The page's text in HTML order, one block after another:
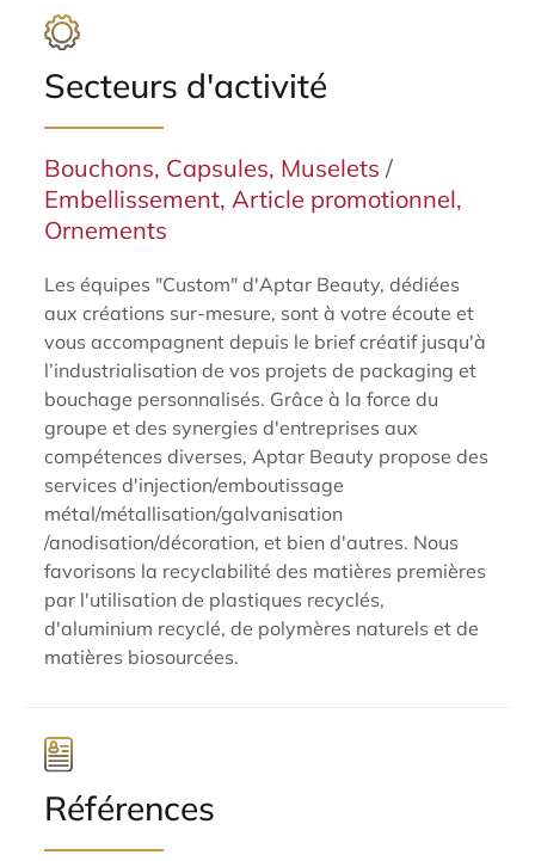
Secteurs d'activité
Bouchons, Capsules, Muselets/
Embellissement, Article promotionnel,
Ornements
Les équipes "Custom" d'Aptar Beauty, dédiées
aux créations sur-mesure, sont à votre écoute et
vous accompagnent depuis le brief créatif jusqu'à
l’industrialisation de vos projets de packaging et
bouchage personnalisés. Grâce à la force du
groupe et des synergies d'entreprises aux
compétences diverses, Aptar Beauty propose des
services d'injection/emboutissage
métal/métallisation/galvanisation
/anodisation/décoration, et bien d'autres. Nous
favorisons la recyclabilité des matières premières
par l'utilisation de plastiques recyclés,
d'aluminium recyclé, de polymères naturels et de
matières biosourcées.
Références